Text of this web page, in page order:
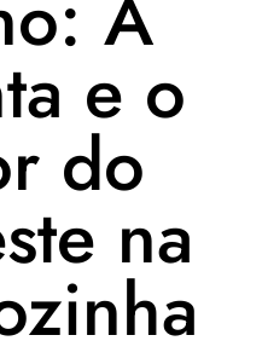
e o
do
na